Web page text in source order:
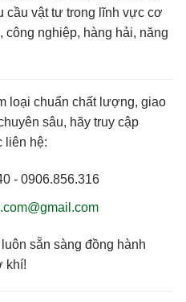
cầu vật tư trong lĩnh vực cơ
công nghiệp, hàng hải, năng
loại chuẩn chất lượng, giao
sâu, hãy truy cập
liên hệ:
- 0906.856.316
luôn sẵn sàng đồng hành
khí!